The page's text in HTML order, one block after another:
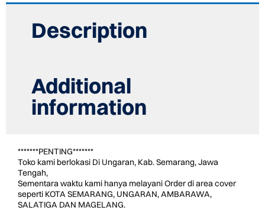
Description
Additional
information
*******PENTING*******
Toko kami berlokasi Di Ungaran, Kab. Semarang, Jawa
Tengah,
Sementara waktu kami hanya melayani Order di area cover
seperti KOTA SEMARANG, UNGARAN, AMBARAWA,
SALATIGA DAN MAGELANG.